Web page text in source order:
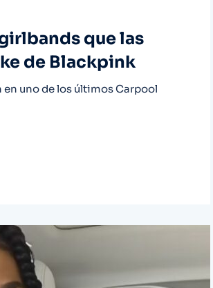
que las
de Blackpink
uno de los últimos Carpool